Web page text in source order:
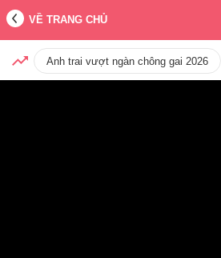
VỀ TRANG CHỦ
Anh trai vượt ngàn chông gai 2026